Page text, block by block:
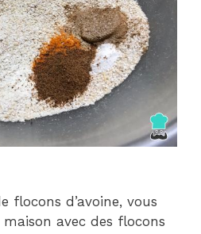
flocons d’avoine, vous
avec des flocons